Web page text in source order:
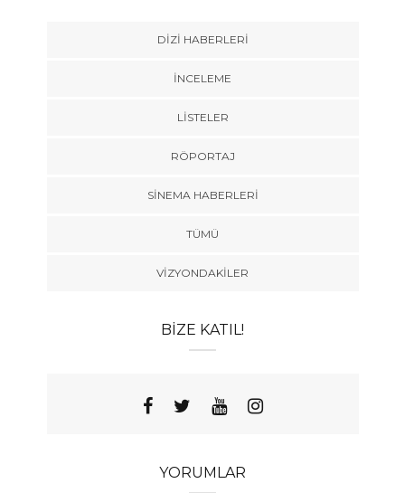
DIZI HABERLERI
İNCELEME
LISTELER
RÖPORTAJ
SINEMA HABERLERI
TÜMÜ
VIZYONDAKILER
BIZE KATIL!
YORUMLAR